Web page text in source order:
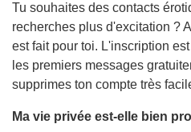
Tu souhaites des contacts
recherches plus d'excitation ?
est fait pour toi. L'inscription
les premiers messages
supprimes ton compte très
Ma vie privée est-elle bien